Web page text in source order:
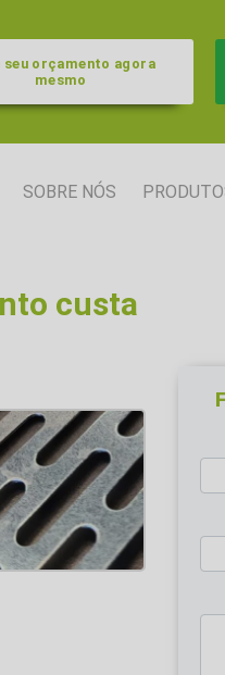
seu orçamento agora
mesmo
SOBRE NÓS
custa